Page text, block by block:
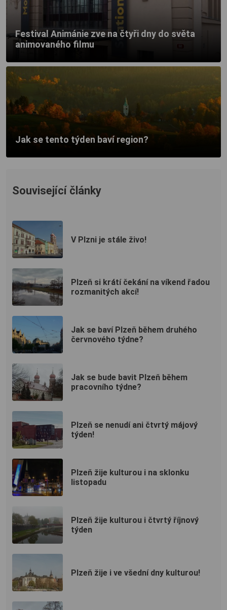
Festival Animánie zve na čtyři dny do světa
animovaného filmu
Jak se tento týden baví region?
Související články
V Plzni je stále živo!
Plzeň si krátí čekání na víkend řadou
rozmanitých akcí!
Jak se baví Plzeň během druhého
červnového týdne?
Jak se bude bavit Plzeň během
pracovního týdne?
Plzeň se nenudí ani čtvrtý májový
týden!
Plzeň žije kulturou i na sklonku
listopadu
Plzeň žije kulturou i čtvrtý říjnový
týden
Plzeň žije i ve všední dny kulturou!